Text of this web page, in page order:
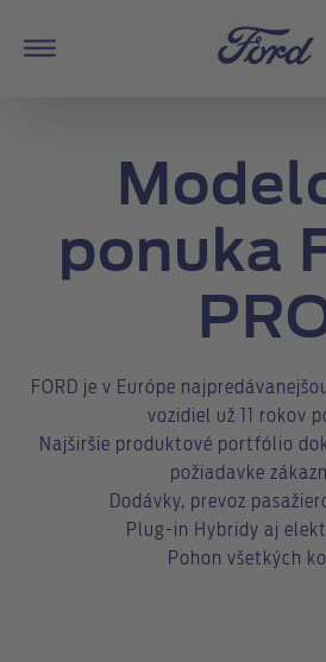
ponuka
FORD je v Európe
vozidiel už 11 rokov
Najširšie produktové portfólio
požiadavke
Dodávky, prevoz
Plug-in Hybridy aj
Pohon všetkých